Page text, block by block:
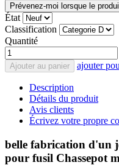
Prévenez-moi lorsque le
État
Classification
Quantité
Ajouter au panier ajouter
Description
Détails du produit
Avis clients
Écrivez votre propre
belle fabrication d'un
pour fusil Chassepot